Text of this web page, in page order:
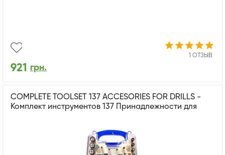
1 ОТЗЫВ
921 грн.
COMPLETE TOOLSET 137 ACCESORIES FOR DRILLS -
Комплект инструментов 137 Принадлежности для